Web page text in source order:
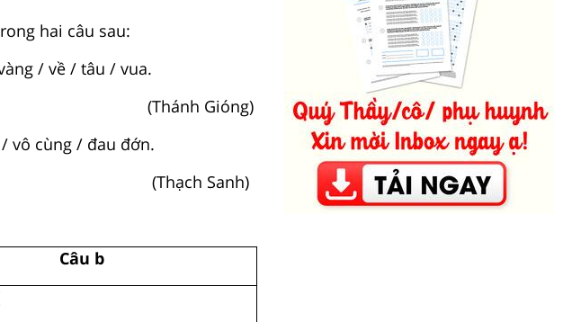
hai câu sau:
/ về / tâu / vua.
(Thánh Gióng)
vô cùng / đau đớn.
(Thạch Sanh)
Câu b